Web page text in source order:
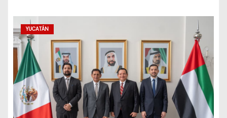
YUCATÁN